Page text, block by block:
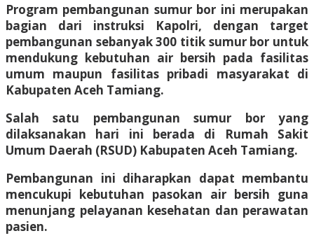
Program pembangunan sumur bor ini merupakan
bagian dari instruksi Kapolri, dengan target
pembangunan sebanyak 300 titik sumur bor untuk
mendukung kebutuhan air bersih pada fasilitas
umum maupun fasilitas pribadi masyarakat di
Kabupaten Aceh Tamiang.
Salah satu pembangunan sumur bor yang
dilaksanakan hari ini berada di Rumah Sakit
Umum Daerah (RSUD) Kabupaten Aceh Tamiang.
Pembangunan ini diharapkan dapat membantu
mencukupi kebutuhan pasokan air bersih guna
menunjang pelayanan kesehatan dan perawatan
pasien.